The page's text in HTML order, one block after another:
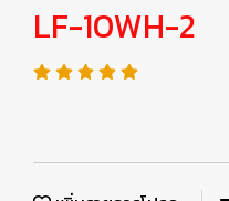
LF-10WH-2